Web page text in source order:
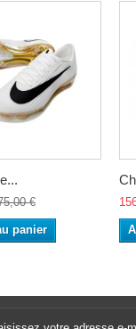
€
panier